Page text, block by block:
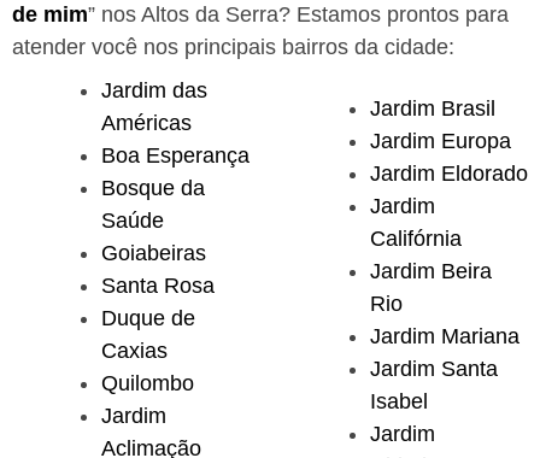
de mim” nos Altos da Serra? Estamos prontos para
atender você nos principais bairros da cidade:
Jardim das
Américas
Boa Esperança
Bosque da
Saúde
Goiabeiras
Santa Rosa
Duque de
Caxias
Quilombo
Jardim
Aclimação
Jardim Brasil
Jardim Europa
Jardim Eldorado
Jardim
Califórnia
Jardim Beira
Rio
Jardim Mariana
Jardim Santa
Isabel
Jardim